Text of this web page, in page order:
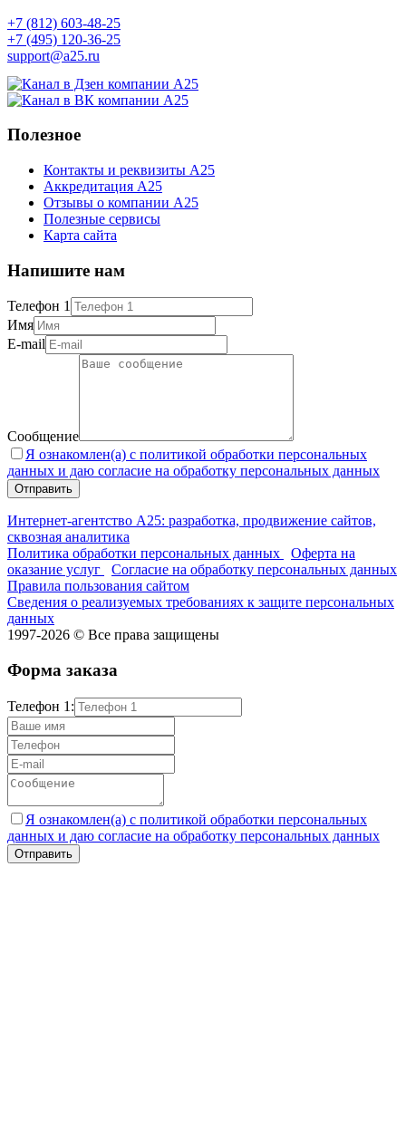
+7 (812) 603-48-25
+7 (495) 120-36-25
support@a25.ru
Полезное
Контакты и реквизиты А25
Аккредитация А25
Отзывы о компании А25
Полезные сервисы
Карта сайта
Напишите нам
Телефон 1
Имя
E-mail
Сообщение
Я ознакомлен(а) с политикой обработки персональных
данных и даю согласие на обработку персональных данных
Интернет-агентство А25: разработка, продвижение сайтов,
сквозная аналитика
Политика обработки персональных данных
Оферта на
оказание услуг
Согласие на обработку персональных данных
Правила пользования сайтом
Сведения о реализуемых требованиях к защите персональных
данных
1997-2026 © Все права защищены
Форма заказа
Телефон 1:
Я ознакомлен(а) с политикой обработки персональных
данных и даю согласие на обработку персональных данных